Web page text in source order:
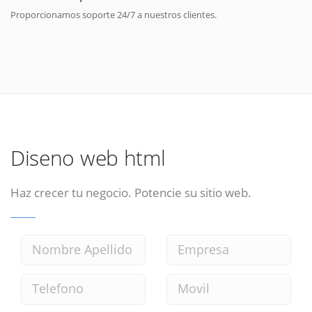
Proporcionamos soporte 24/7 a nuestros clientes.
Diseno web html
Haz crecer tu negocio. Potencie su sitio web.